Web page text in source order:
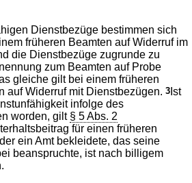
Dienstbezüge bestimmen sich
früheren Beamten auf Widerruf im
die Dienstbezüge zugrunde zu
zum Beamten auf Probe
gleiche gilt bei einem früheren
auf Widerruf mit Dienstbezügen.3 Ist
infolge des
worden, gilt § 5 Abs. 2
für einen früheren
ein Amt bekleidete, das seine
beanspruchte, ist nach billigem